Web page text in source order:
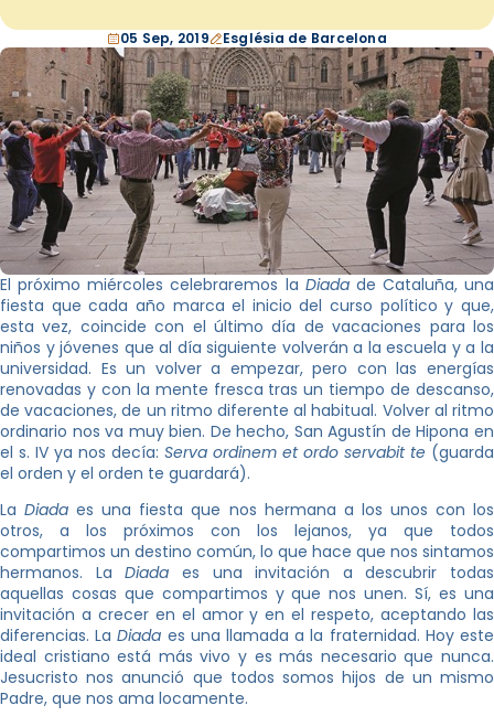
05 Sep, 2019 Església de Barcelona
El próximo miércoles celebraremos la Diada de Cataluña, una
fiesta que cada año marca el inicio del curso político y que,
esta vez, coincide con el último día de vacaciones para los
niños y jóvenes que al día siguiente volverán a la escuela y a la
universidad. Es un volver a empezar, pero con las energías
renovadas y con la mente fresca tras un tiempo de descanso,
de vacaciones, de un ritmo diferente al habitual. Volver al ritmo
ordinario nos va muy bien. De hecho, San Agustín de Hipona en
el s. IV ya nos decía: Serva ordinem et ordo servabit te (guarda
el orden y el orden te guardará).
LaDiada es una fiesta que nos hermana a los unos con los
otros, a los próximos con los lejanos, ya que todos
compartimos un destino común, lo que hace que nos sintamos
hermanos. LaDiada es una invitación a descubrir todas
aquellas cosas que compartimos y que nos unen. Sí, es una
invitación a crecer en el amor y en el respeto, aceptando las
diferencias. LaDiada es una llamada a la fraternidad. Hoy este
ideal cristiano está más vivo y es más necesario que nunca.
Jesucristo nos anunció que todos somos hijos de un mismo
Padre, que nos ama locamente.